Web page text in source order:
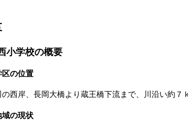
小学校の概要
の位置
西岸、長岡大橋より蔵王橋下流まで、川沿い約７
の現状